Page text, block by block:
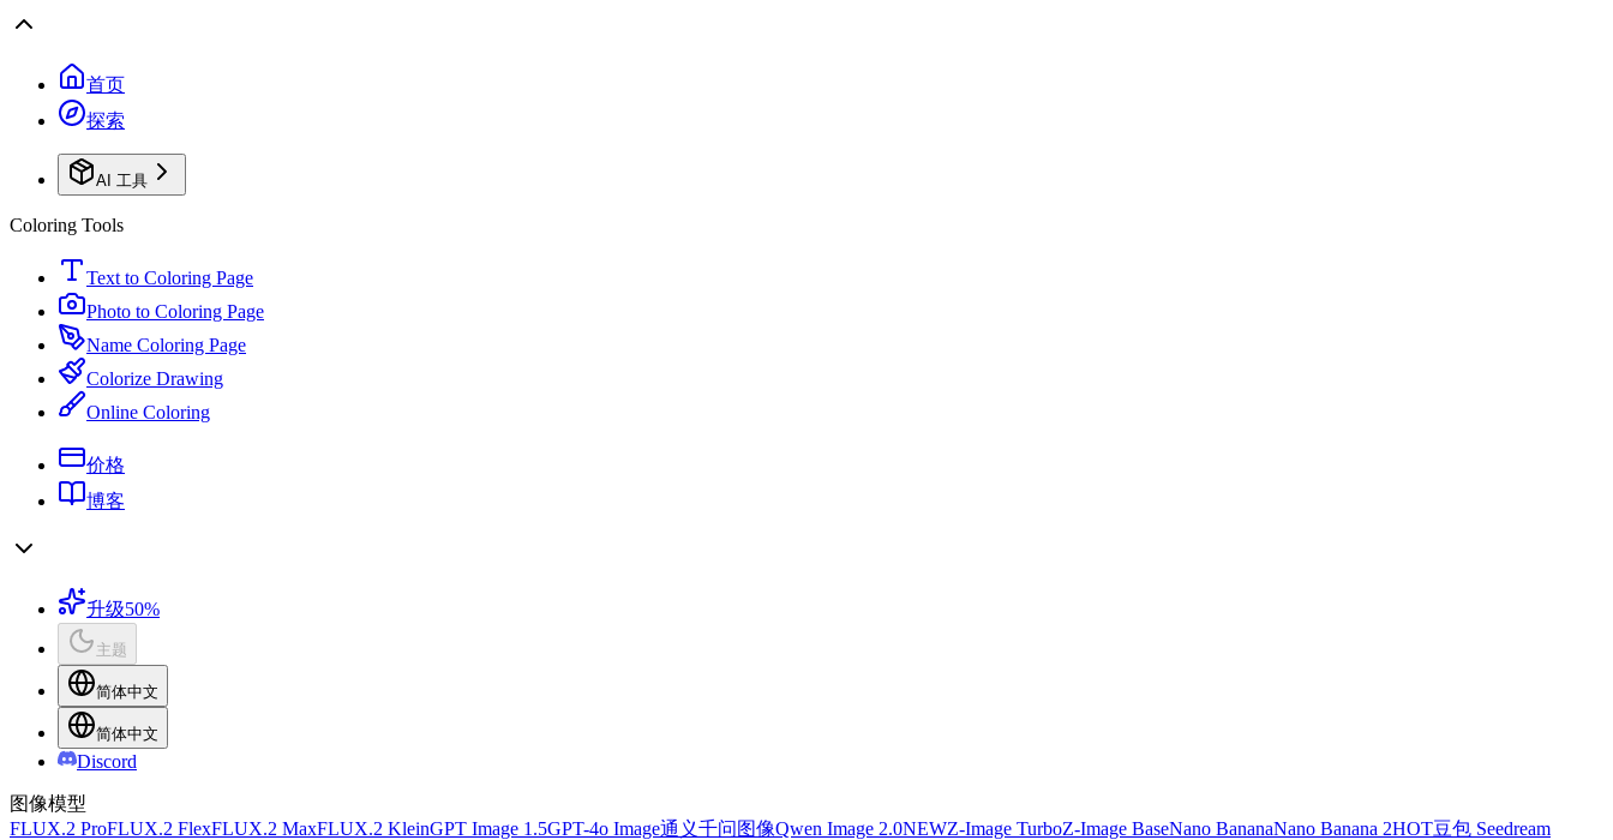
首页
探索
AI 工具
Coloring Tools
Text to Coloring Page
Photo to Coloring Page
Name Coloring Page
Colorize Drawing
Online Coloring
价格
博客
升级50%
主题
简体中文
简体中文
Discord
图像模型
FLUX.2 ProFLUX.2 FlexFLUX.2 MaxFLUX.2 KleinGPT Image 1.5GPT-4o Image通义千问图像Qwen Image 2.0NEWZ-Image TurboZ-Image BaseNano BananaNano Banana 2HOT豆包 Seedream